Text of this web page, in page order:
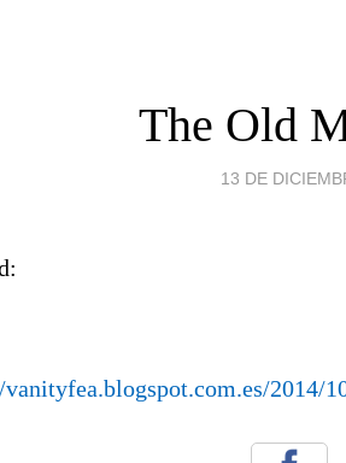
The Old
13 DE
2014/